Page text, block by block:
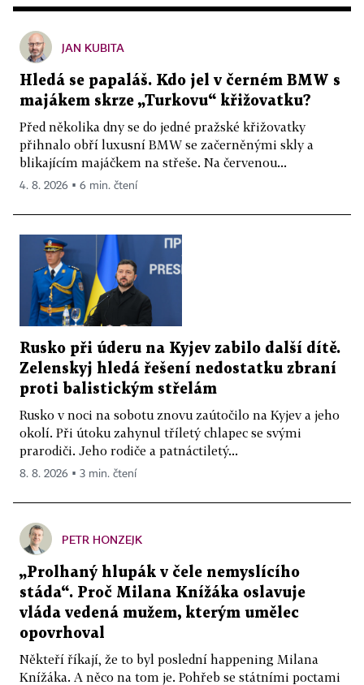
JAN KUBITA
Hledá se papaláš. Kdo jel v černém BMW s
majákem skrze „Turkovu“ křižovatku?
Před několika dny se do jedné pražské křižovatky
přihnalo obří luxusní BMW se začerněnými skly a
blikajícím majáčkem na střeše. Na červenou...
4. 8. 2026 ▪ 6 min. čtení
Rusko při úderu na Kyjev zabilo další dítě.
Zelenskyj hledá řešení nedostatku zbraní
proti balistickým střelám
Rusko v noci na sobotu znovu zaútočilo na Kyjev a jeho
okolí. Při útoku zahynul tříletý chlapec se svými
prarodiči. Jeho rodiče a patnáctiletý...
8. 8. 2026 ▪ 3 min. čtení
PETR HONZEJK
„Prolhaný hlupák v čele nemyslícího
stáda“. Proč Milana Knížáka oslavuje
vláda vedená mužem, kterým umělec
opovrhoval
Někteří říkají, že to byl poslední happening Milana
Knížáka. A něco na tom je. Pohřeb se státními poctami